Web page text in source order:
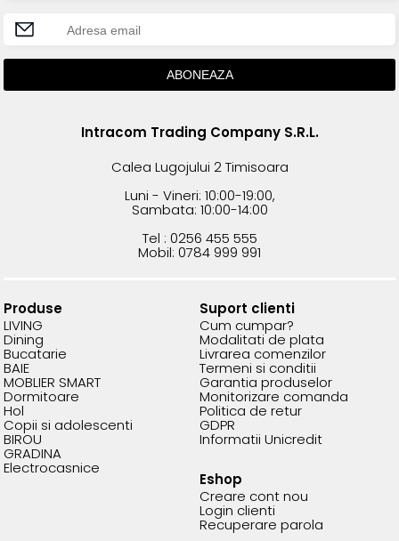
Intracom Trading Company S.R.L.
Calea Lugojului 2 Timisoara
Luni - Vineri: 10:00-19:00,
Sambata: 10:00-14:00
Tel : 0256 455 555
Mobil: 0784 999 991
Produse
LIVING
Dining
Bucatarie
BAIE
MOBLIER SMART
Dormitoare
Hol
Copii si adolescenti
BIROU
GRADINA
Electrocasnice
Suport clienti
Cum cumpar?
Modalitati de plata
Livrarea comenzilor
Termeni si conditii
Garantia produselor
Monitorizare comanda
Politica de retur
GDPR
Informatii Unicredit
Eshop
Creare cont nou
Login clienti
Recuperare parola